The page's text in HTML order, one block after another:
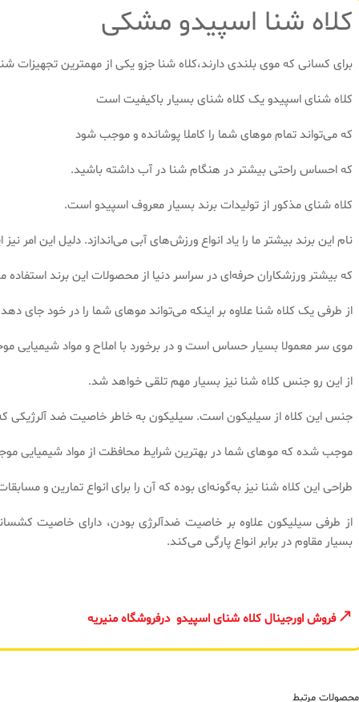
کلاه شنا اسپیدو مشکی
برای کسانی که موی بلندی دارند،کلاه شنا جزو یکی از مهمترین تجهیزات
کلاه شنای اسپیدو یک کلاه شنای بسیار باکیفیت است
که می‌تواند تمام موهای شما را کاملا پوشانده و موجب شود
که احساس راحتی بیشتر در هنگام شنا در آب داشته باشید.
کلاه شنای مذکور از تولیدات برند بسیار معروف اسپیدو است.
نام این برند بیشتر ما را یاد انواع ورزش‌های آبی می‌اندازد. دلیل این امر
که بیشتر ورزشکاران حرفه‌ای در سراسر دنیا از محصولات این برند استفاده
از طرفی یک کلاه شنا علاوه بر اینکه می‌تواند موهای شما را در خود جای
موی سر معمولا بسیار حساس است و در برخورد با املاح و مواد
از این رو جنس کلاه شنا نیز بسیار مهم تلقی خواهد شد.
جنس این کلاه از سیلیکون است. سیلیکون به خاطر خاصیت ضد آلرژیکی
موجب شده که موهای شما در بهترین شرایط محافظت از مواد شیمیایی
طراحی این کلاه شنا نیز به‌گونه‌ای بوده که آن را برای انواع تمارین و
از طرفی سیلیکون علاوه بر خاصیت ضدآلرژی بودن، دارای خاصیت
بسیار مقاوم در برابر انواع پارگی می‌کند.
فروش اورجینال کلاه شنای اسپیدو درفروشگاه منیریه
محصولات مرتبط